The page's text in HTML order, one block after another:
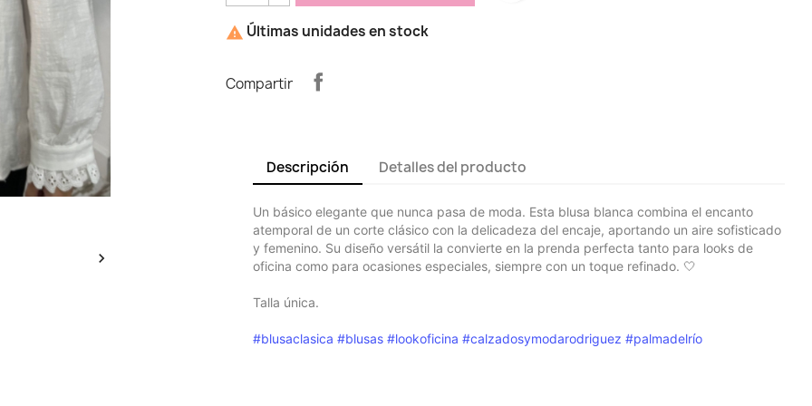

 Últimas unidades en stock
Compartir
Descripción Detalles del producto
Un básico elegante que nunca pasa de moda. Esta blusa blanca combina el encanto
atemporal de un corte clásico con la delicadeza del encaje, aportando un aire sofisticado
y femenino. Su diseño versátil la convierte en la prenda perfecta tanto para looks de
oficina como para ocasiones especiales, siempre con un toque refinado. 🤍
Talla única.
#blusaclasica #blusas #lookoficina #calzadosymodarodriguez #palmadelrío